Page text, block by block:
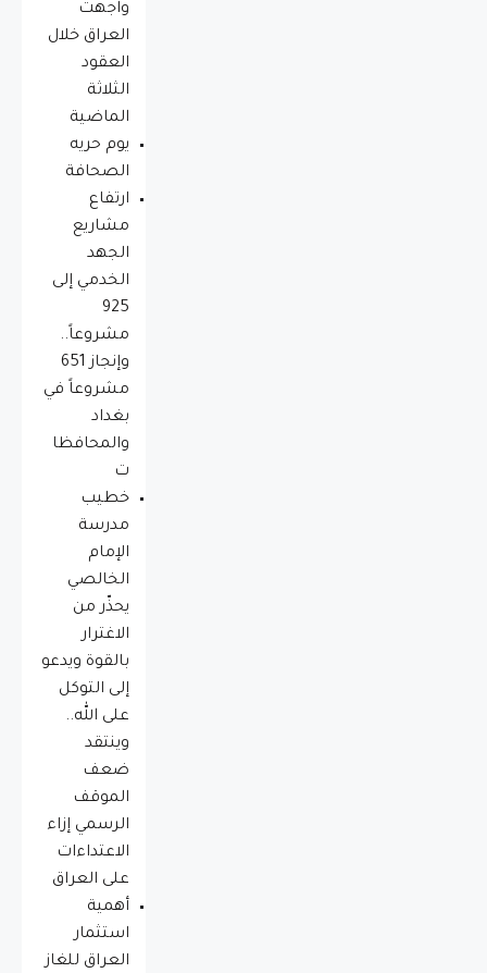
واجهت
العراق خلال
العقود
الثلاثة
الماضية
يوم حريه
الصحافة
ارتفاع
مشاريع
الجهد
الخدمي إلى
925
مشروعاً..
وإنجاز 651
مشروعاً في
بغداد
والمحافظا
ت
خطيب
مدرسة
الإمام
الخالصي
يحذّر من
الاغترار
بالقوة ويدعو
إلى التوكل
على الله..
وينتقد
ضعف
الموقف
الرسمي إزاء
الاعتداءات
على العراق
أهمية
استثمار
العراق للغاز